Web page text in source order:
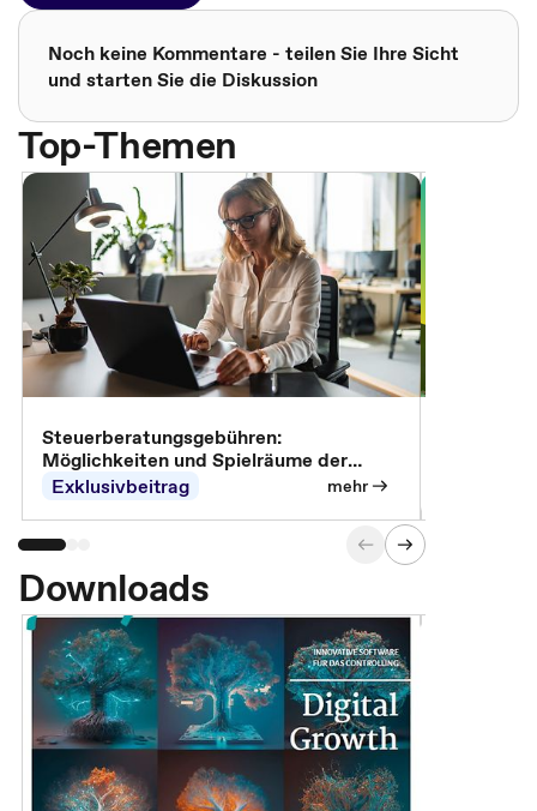
Noch keine Kommentare - teilen Sie Ihre Sicht
und starten Sie die Diskussion
Top-Themen
Steuerberatungsgebühren:
Möglichkeiten und Spielräume der
Abrechnung
Exklusivbeitrag mehr
Downloads